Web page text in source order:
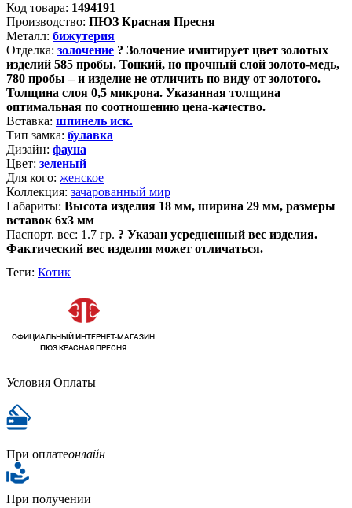
Код товара: 1494191
Производство: ПЮЗ Красная Пресня
Металл: бижутерия
Отделка: золочение ? Золочение имитирует цвет золотых
изделий 585 пробы. Тонкий, но прочный слой золото-медь,
780 пробы – и изделие не отличить по виду от золотого.
Толщина слоя 0,5 микрона. Указанная толщина
оптимальная по соотношению цена-качество.
Вставка: шпинель иск.
Тип замка: булавка
Дизайн: фауна
Цвет: зеленый
Для кого: женское
Коллекция: зачарованный мир
Габариты: Высота изделия 18 мм, ширина 29 мм, размеры
вставок 6х3 мм
Паспорт. вес: 1.7 гр. ? Указан усредненный вес изделия.
Фактический вес изделия может отличаться.
Теги: Котик
Условия Оплаты
При оплатеонлайн
При получении